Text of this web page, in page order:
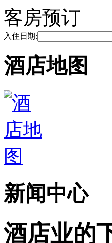
客房预订
入住日期:
酒店地图
新闻中心
酒店业的